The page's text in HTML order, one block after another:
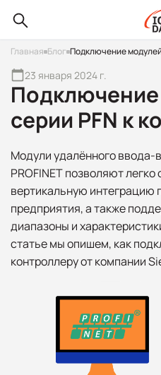
Главная Блог Подключение
серии PFN к
23 января 2024 г.
Модули удалённого ввода-
PROFINET позволяют
вертикальную интеграцию
предприятия, а также
диапазоны и
статье мы опишем, как
контроллеру от компании